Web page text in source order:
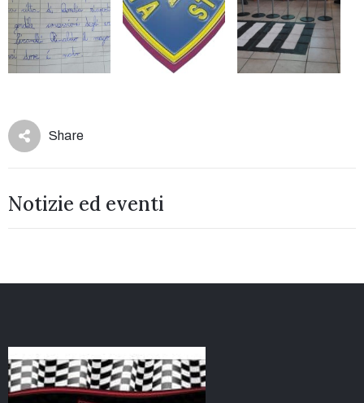
Share
Notizie ed eventi